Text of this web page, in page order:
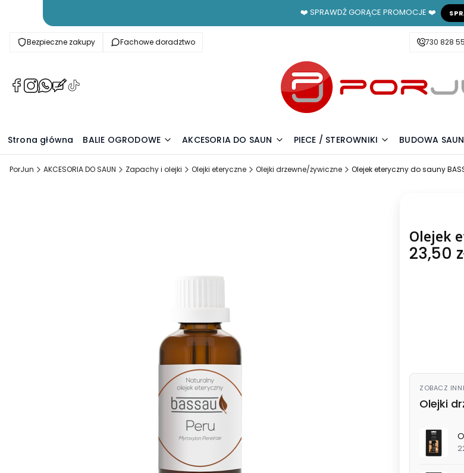
❤️ SPRAWDŹ GORĄCE PROMOCJE ❤️
Bezpieczne zakupy Fachowe doradztwo 730 828
(Otwiera
karcie)
(Otwiera
karcie)
(Otwiera
karcie)
(Otwiera
karcie)karcie)
Strona główna BALIE OGRODOWE AKCESORIA DO SAUN PIECE / STEROWNIKI BUDOWA
PorJun AKCESORIA DO SAUN Zapachy i olejki Olejki eteryczne Olejki drzewne/żywiczne Olejek eteryczny do sauny
Olejek
Cena
23,50
ZOBACZ
Olejki